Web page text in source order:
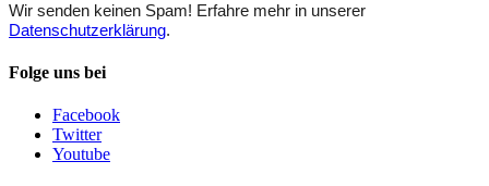
Wir senden keinen Spam! Erfahre mehr in unserer
Datenschutzerklärung.
Folge uns bei
Facebook
Twitter
Youtube